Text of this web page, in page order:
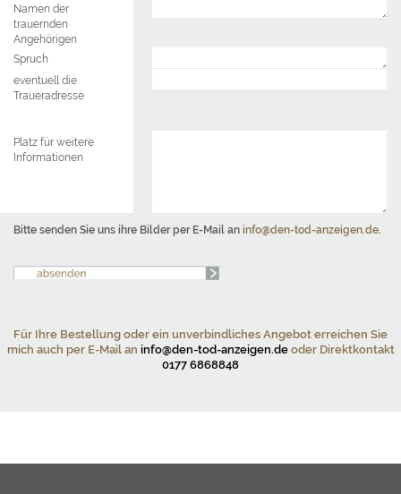
Namen der
trauernden
Angehörigen
Spruch
eventuell die
Traueradresse
Platz für weitere
Informationen
Bitte senden Sie uns ihre Bilder per E-Mail an info@den-tod-anzeigen.de.
Für Ihre Bestellung oder ein unverbindliches Angebot erreichen Sie
mich auch per E-Mail an info@den-tod-anzeigen.deoder Direktkontakt
0177 6868848